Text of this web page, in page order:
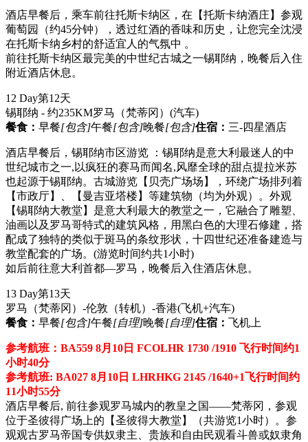
酒店早餐后，乘车前往托斯卡纳区，在【托斯卡纳酒庄】参观
葡萄园（约45分钟），透过红酒的香味和历史，让您完全沈浸
在托斯卡纳乡村的舒适宜人的气氛中 。
前往托斯卡纳区最完美的中世纪古城之一锡耶纳，晚餐后入住
附近酒店休息。
12 Day第12天
锡耶纳 - 约235KM罗马（梵蒂冈） (汽车)
餐食： 早餐[包含]午餐[包含]晚餐[包含]住宿： 三-四星酒店
酒店早餐后，锡耶纳市区游览 ：锡耶纳是意大利最迷人的中
世纪城市之一,以疯狂的赛马而闻名,风靡全球的甜点提拉米苏
也起源于锡耶纳。古城游览【贝壳广场场】，环绕广场排列着
【市政厅】、【曼吉亚塔楼】等建筑物（均为外观）。外观
【锡耶纳大教堂】是意大利最大的教堂之一，它融合了雕塑、
油画以及罗马哥特式的建筑风格，用黑白色的大理石修建，搭
配成了独特的类似于斑马的条纹形状，十四世纪还准备建造与
教堂配套的广场。(游览时间约共1小时)
如后前往意大利首都—罗马，晚餐后入住酒店休息。
13 Day第13天
罗马（梵蒂冈）-伦敦（转机）-香港(飞机+汽车)
餐食： 早餐[包含]午餐[自理]晚餐[自理]住宿： 飞机上
参考航班：BA559 8月10日 FCOLHR 1730 /1910 飞行时间约1
小时40分
参考航班: BA027 8月10日 LHRHKG 2145 /1640+1飞行时间约
11小时55分
酒店早餐后, 前往参观罗马城内的教皇之国――梵蒂冈，参观
位于圣彼得广场上的【圣彼得大教堂】（共游览1小时）。参
观观古罗马帝国专供奴隶主、贵族和自由民观看斗兽或奴隶角